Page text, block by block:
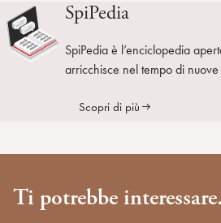
SpiPedia
SpiPedia è l’enciclopedia
arricchisce nel tempo di
Scopri di più
Ti potrebbe